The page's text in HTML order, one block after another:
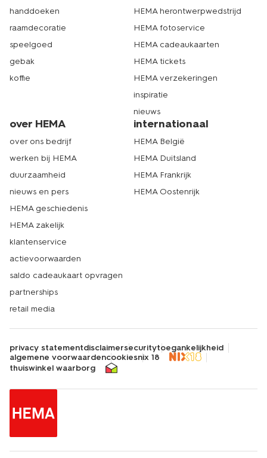
handdoeken
raamdecoratie
speelgoed
gebak
koffie
HEMA herontwerpwedstrijd
HEMA fotoservice
HEMA cadeaukaarten
HEMA tickets
HEMA verzekeringen
inspiratie
nieuws
over HEMA
over ons bedrijf
werken bij HEMA
duurzaamheid
nieuws en pers
HEMA geschiedenis
HEMA zakelijk
klantenservice
actievoorwaarden
saldo cadeaukaart opvragen
partnerships
retail media
internationaal
HEMA België
HEMA Duitsland
HEMA Frankrijk
HEMA Oostenrijk
privacy statementdisclaimersecuritytoegankelijkheid
algemene voorwaardencookiesnix 18
thuiswinkel waarborg